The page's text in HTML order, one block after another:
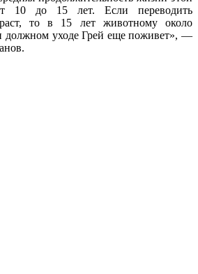
10 до 15 лет. Если переводить
то в 15 лет животному около
должном уходе Грей еще поживет», —